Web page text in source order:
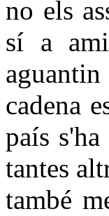
no els
sí a
cadena
país
tantes
també